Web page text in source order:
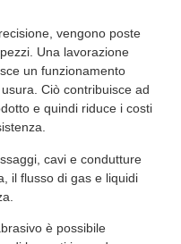
vengono poste
Una lavorazione
un funzionamento
Ciò contribuisce ad
e quindi riduce i costi
cavi e condutture
il flusso di gas e liquidi
è possibile